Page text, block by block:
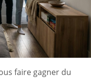
faire gagner du